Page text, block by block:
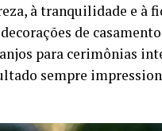
à tranquilidade e à
de
para cerimônias
sempre